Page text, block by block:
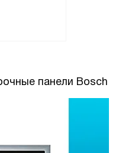
панели Bosch